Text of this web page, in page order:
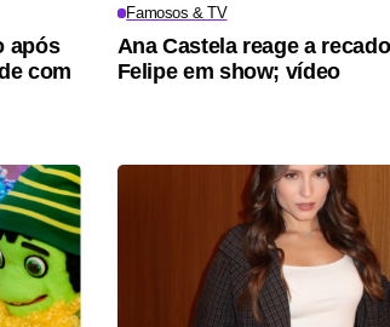
após
com
Famosos & TV
Ana Castela reage a
Felipe em show; vídeo